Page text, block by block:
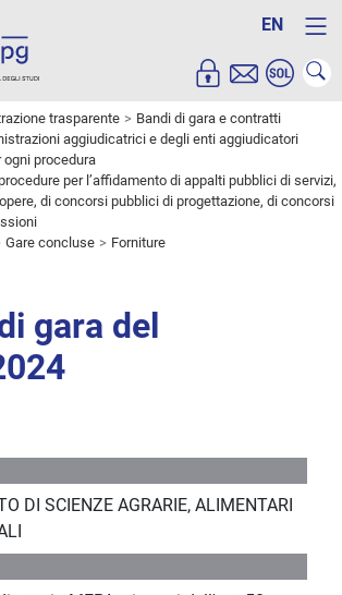
EN
trasparente
Bandi di gara e contratti
aggiudicatrici e degli enti aggiudicatori
procedura
per l’affidamento di appalti pubblici di servizi,
di concorsi pubblici di progettazione, di concorsi
Gare concluse Forniture
gara del
DI SCIENZE AGRARIE, ALIMENTARI